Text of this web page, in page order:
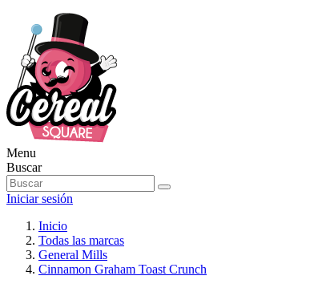
Menu
Buscar
Iniciar sesión
Inicio
Todas las marcas
General Mills
Cinnamon Graham Toast Crunch